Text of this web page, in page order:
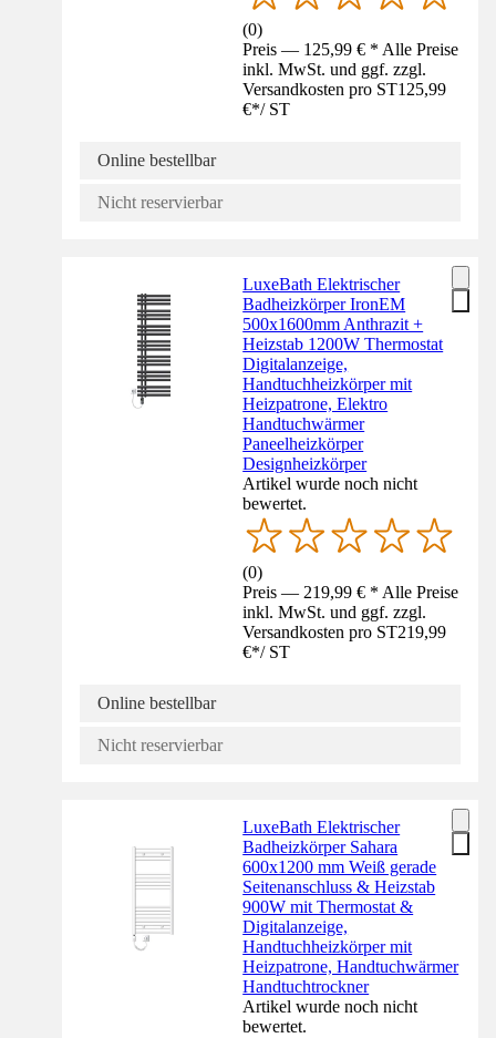
(0)
Preis — 125,99 € * Alle Preise
inkl. MwSt. und ggf. zzgl.
Versandkosten pro ST125,99
€*/ ST
Online bestellbar
Nicht reservierbar
LuxeBath Elektrischer
Badheizkörper IronEM
500x1600mm Anthrazit +
Heizstab 1200W Thermostat
Digitalanzeige,
Handtuchheizkörper mit
Heizpatrone, Elektro
Handtuchwärmer
Paneelheizkörper
Designheizkörper
Artikel wurde noch nicht
bewertet.
(0)
Preis — 219,99 € * Alle Preise
inkl. MwSt. und ggf. zzgl.
Versandkosten pro ST219,99
€*/ ST
Online bestellbar
Nicht reservierbar
LuxeBath Elektrischer
Badheizkörper Sahara
600x1200 mm Weiß gerade
Seitenanschluss & Heizstab
900W mit Thermostat &
Digitalanzeige,
Handtuchheizkörper mit
Heizpatrone, Handtuchwärmer
Handtuchtrockner
Artikel wurde noch nicht
bewertet.